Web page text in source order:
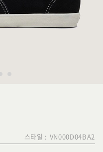
스타일 : VN000D04BA2